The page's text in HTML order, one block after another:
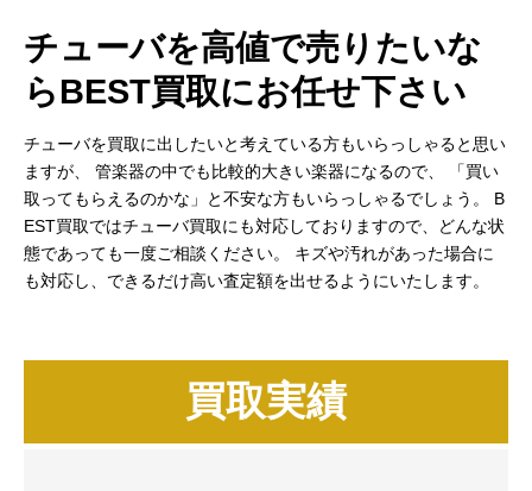
チューバを高値で売りたいな
らBEST買取にお任せ下さい
チューバを買取に出したいと考えている方もいらっしゃると思い
ますが、
管楽器の中でも比較的大きい楽器になるので、
「買い
取ってもらえるのかな」と不安な方もいらっしゃるでしょう。
B
EST買取ではチューバ買取にも対応しておりますので、どんな状
態であっても一度ご相談ください。
キズや汚れがあった場合に
も対応し、できるだけ高い査定額を出せるようにいたします。
買取実績